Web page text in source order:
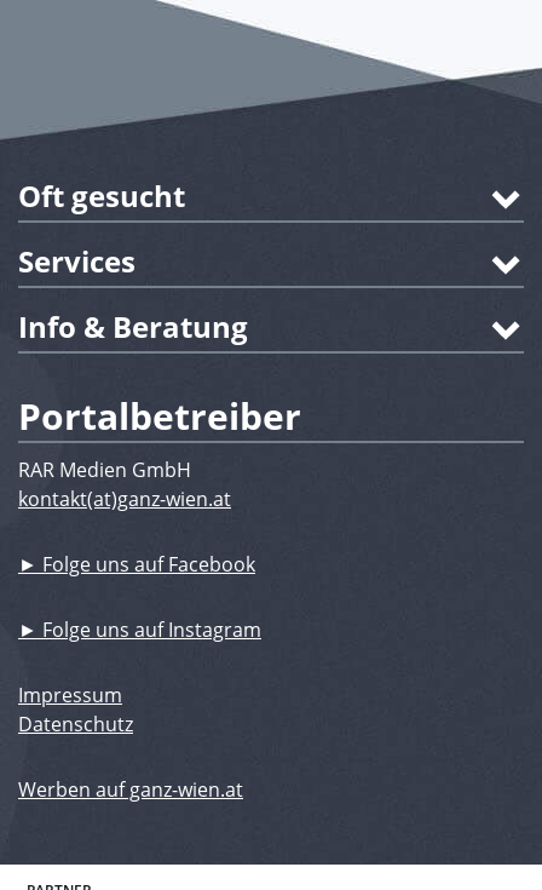
Oft gesucht
Services
Info & Beratung
Portalbetreiber
RAR Medien GmbH
kontakt(at)ganz-wien.at
► Folge uns auf Facebook
► Folge uns auf Instagram
Impressum
Datenschutz
Werben auf ganz-wien.at